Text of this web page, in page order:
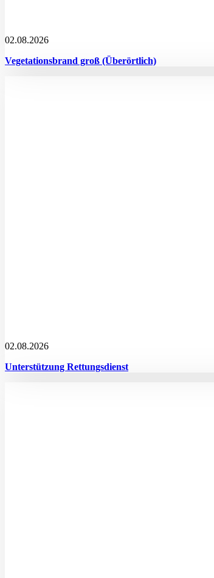
02.08.2026
Vegetationsbrand groß (Überörtlich)
02.08.2026
Unterstützung Rettungsdienst